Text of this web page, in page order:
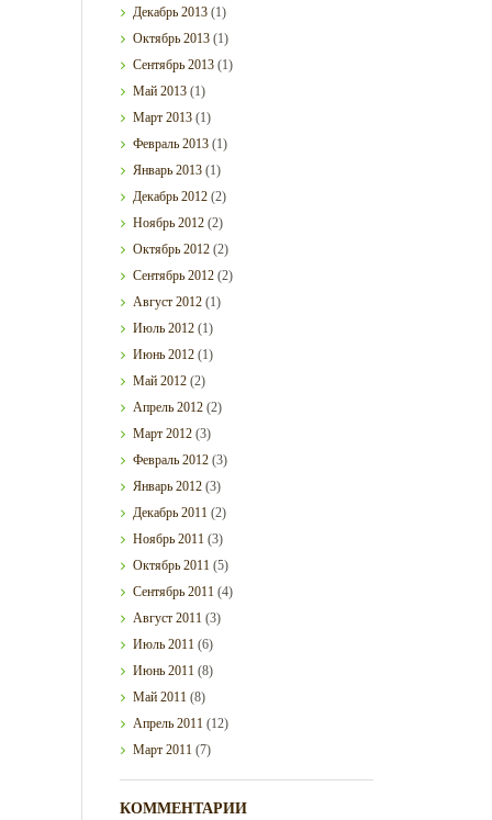
Декабрь2013 (1)
Октябрь2013 (1)
Сентябрь2013 (1)
Май2013 (1)
Март2013 (1)
Февраль2013 (1)
Январь2013 (1)
Декабрь2012 (2)
Ноябрь2012 (2)
Октябрь2012 (2)
Сентябрь2012 (2)
Август2012 (1)
Июль2012 (1)
Июнь2012 (1)
Май2012 (2)
Апрель2012 (2)
Март2012 (3)
Февраль2012 (3)
Январь2012 (3)
Декабрь2011 (2)
Ноябрь2011 (3)
Октябрь2011 (5)
Сентябрь2011 (4)
Август2011 (3)
Июль2011 (6)
Июнь2011 (8)
Май2011 (8)
Апрель2011 (12)
Март2011 (7)
КОММЕНТАРИИ